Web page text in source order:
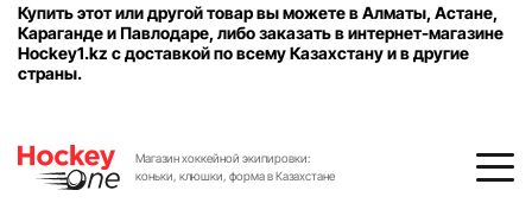
Купить этот или другой товар вы можете в Алматы, Астане,
Караганде и Павлодаре, либо заказать в интернет-магазине
Hockey1.kz с доставкой по всему Казахстану и в другие
страны.
Магазин хоккейной экипировки:
коньки, клюшки, форма в Казахстане